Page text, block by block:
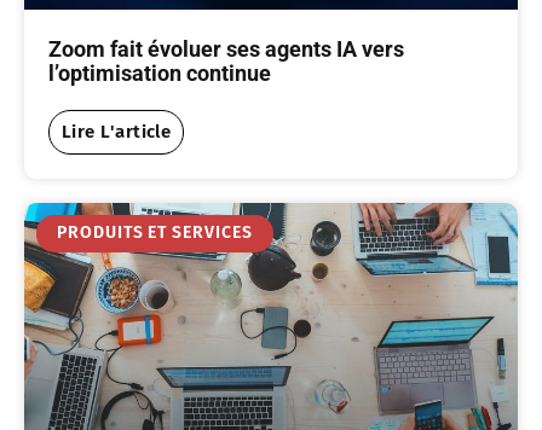
Zoom fait évoluer ses agents IA vers
l’optimisation continue
Lire L'article
PRODUITS ET SERVICES